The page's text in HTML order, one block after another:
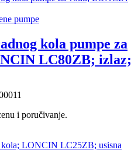
pumpe
kola pumpe za
LC80ZB; izlaz;
i poručivanje.